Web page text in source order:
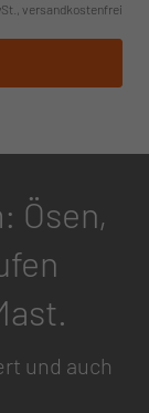
versandkostenfrei
Ösen,
und auch